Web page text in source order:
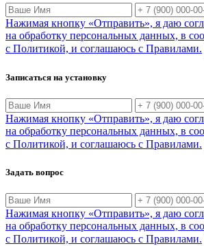
Нажимая кнопку «Отправить», я даю
на обработку персональных данных, в
с Политикой, и соглашаюсь с Правилами.
Записаться на установку
Нажимая кнопку «Отправить», я даю
на обработку персональных данных, в
с Политикой, и соглашаюсь с Правилами.
Задать вопрос
Нажимая кнопку «Отправить», я даю
на обработку персональных данных, в
с Политикой, и соглашаюсь с Правилами.